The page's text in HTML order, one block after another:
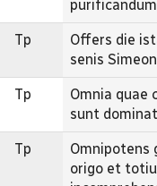
purificandum
Tp
Offers die
senis
Tp
Omnia quae
sunt
Tp
Omnipotens
origo et